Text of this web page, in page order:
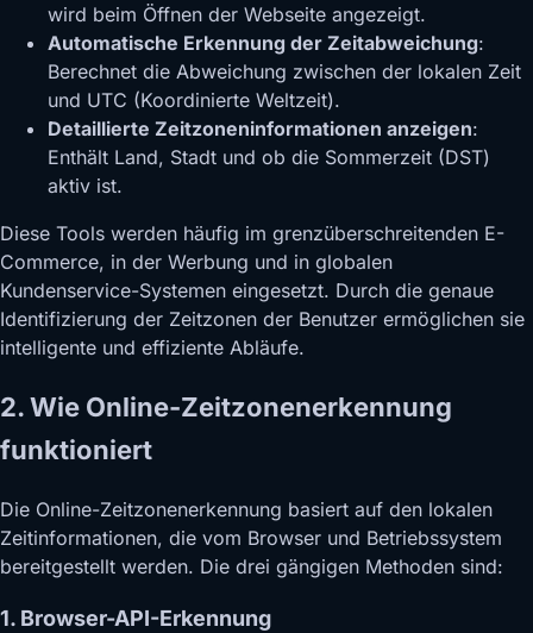
wird beim Öffnen der Webseite angezeigt.
Automatische Erkennung der Zeitabweichung:
Berechnet die Abweichung zwischen der lokalen Zeit
und UTC (Koordinierte Weltzeit).
Detaillierte Zeitzoneninformationen anzeigen:
Enthält Land, Stadt und ob die Sommerzeit (DST)
aktiv ist.
Diese Tools werden häufig im grenzüberschreitenden E-
Commerce, in der Werbung und in globalen
Kundenservice-Systemen eingesetzt. Durch die genaue
Identifizierung der Zeitzonen der Benutzer ermöglichen sie
intelligente und effiziente Abläufe.
2. Wie Online-Zeitzonenerkennung
funktioniert
Die Online-Zeitzonenerkennung basiert auf den lokalen
Zeitinformationen, die vom Browser und Betriebssystem
bereitgestellt werden. Die drei gängigen Methoden sind:
1. Browser-API-Erkennung